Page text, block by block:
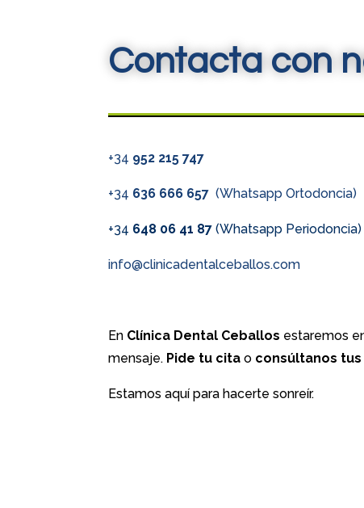
Contacta con
+34 952 215 747
+34 636 666 657(Whatsapp Ortodoncia)
+34 648 06 41 87 (Whatsapp Periodoncia)
info@clinicadentalceballos.com
En Clínica Dental Ceballos estaremos
mensaje. Pide tu cita o consúltanos tus
Estamos aquí para hacerte sonreír.